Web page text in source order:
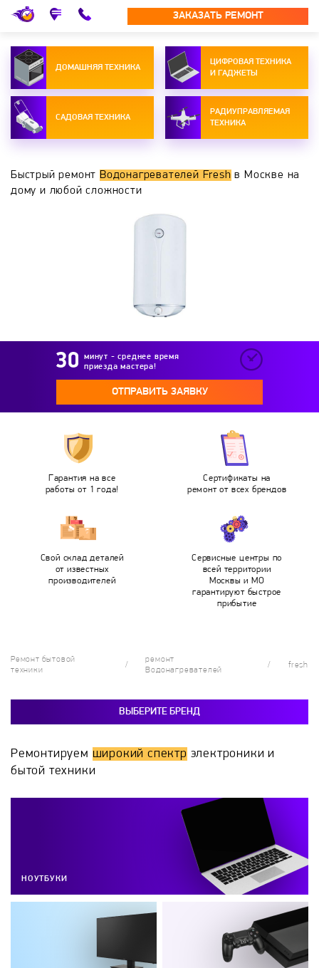
ЗАКАЗАТЬ РЕМОНТ
ДОМАШНЯЯ ТЕХНИКА
ЦИФРОВАЯ ТЕХНИКА
И ГАДЖЕТЫ
САДОВАЯ ТЕХНИКА
РАДИУПРАВЛЯЕМАЯ
ТЕХНИКА
Быстрый ремонт Водонагревателей Fresh в Москве на
дому и любой сложности
минут - среднее время
приезда мастера!
ОТПРАВИТЬ ЗАЯВКУ
Гарантия на все
работы от 1 года!
Сертификаты на
ремонт от всех брендов
Свой склад деталей
от известных
производителей
Сервисные центры по
всей территории
Москвы и МО
гарантируют быстрое
прибытие
Ремонт бытовой
техники
ремонт
Водонагревателей
fresh
ВЫБЕРИТЕ БРЕНД
Ремонтируем широкий спектр электроники и
бытой техники
НОУТБУКИ